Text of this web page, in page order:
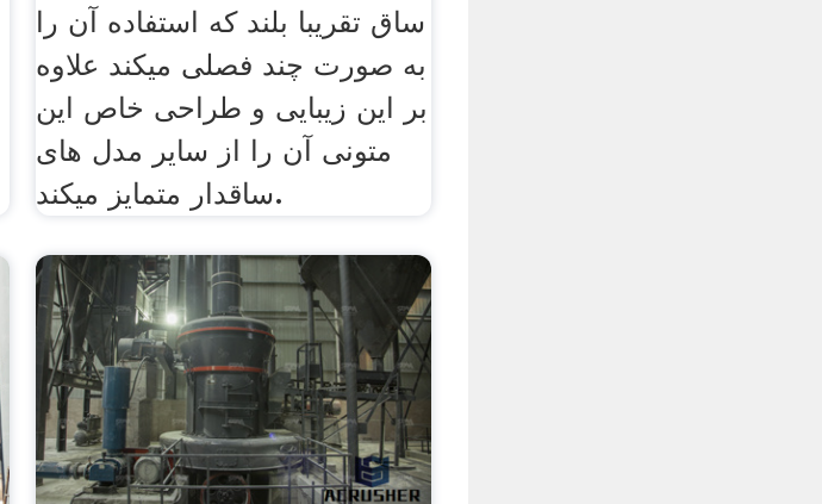
ساق تقریبا بلند که استفاده آن را
به صورت چند فصلی میکند علاوه
بر این زیبایی و طراحی خاص این
متونی آن را از سایر مدل های
ساقدار متمایز میکند.